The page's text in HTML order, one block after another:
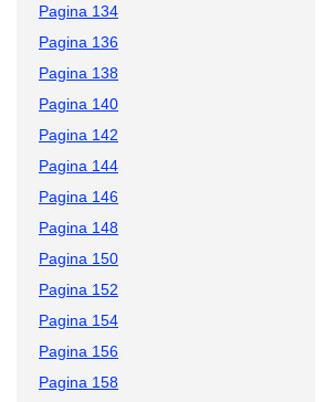
Pagina 134
Pagina 136
Pagina 138
Pagina 140
Pagina 142
Pagina 144
Pagina 146
Pagina 148
Pagina 150
Pagina 152
Pagina 154
Pagina 156
Pagina 158